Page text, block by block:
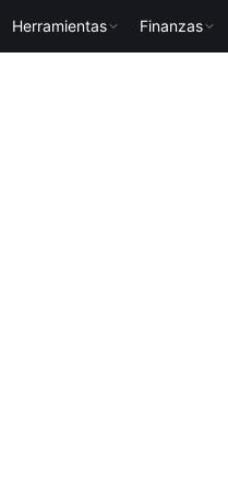
Herramientas Finanzas